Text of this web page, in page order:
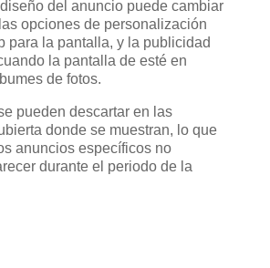
del anuncio puede cambiar
opciones de personalización
para la pantalla, y la publicidad
la pantalla de esté en
de fotos.
pueden descartar en las
donde se muestran, lo que
anuncios específicos no
durante el periodo de la